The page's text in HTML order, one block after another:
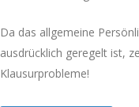
Da das allgemeine
ausdrücklich geregelt ist,
Klausurprobleme!